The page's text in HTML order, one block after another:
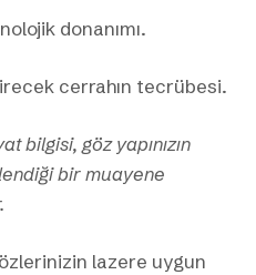
donanımı.
cerrahın tecrübesi.
bilgisi, göz yapınızın
bir muayene
lazere uygun